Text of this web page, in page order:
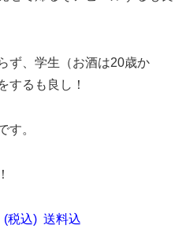
ず、学生（お酒は20歳か
するも良し！
す。
(税込) 送料込